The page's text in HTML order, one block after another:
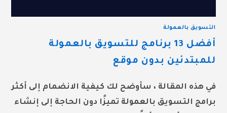
التسويق بالعمولة
أفضل 13 برنامج للتسويق بالعمولة
للمبتدئين بدون موقع
في هذه المقالة ، سأوضح لك كيفية الانضمام إلى أكثر
برامج التسويق بالعمولة تميزًا دون الحاجة إلى إنشاء